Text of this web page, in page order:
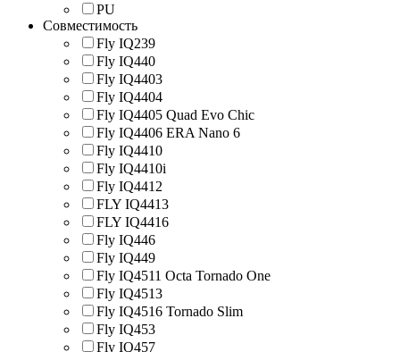
PU
Совместимость
Fly IQ239
Fly IQ440
Fly IQ4403
Fly IQ4404
Fly IQ4405 Quad Evo Chic
Fly IQ4406 ERA Nano 6
Fly IQ4410
Fly IQ4410i
Fly IQ4412
FLY IQ4413
FLY IQ4416
Fly IQ446
Fly IQ449
Fly IQ4511 Octa Tornado One
Fly IQ4513
Fly IQ4516 Tornado Slim
Fly IQ453
Fly IQ457